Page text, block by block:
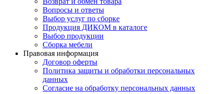
Вопросы и ответы
Выбор услуг по сборке
Продукция ДИКОМ в каталоге
Выбор продукции
Сборка мебели
Правовая информация
Договор оферты
Политика защиты и обработки персональных
данных
Согласие на обработку персональных данных